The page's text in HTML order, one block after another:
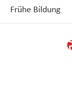
Frühe Bildung